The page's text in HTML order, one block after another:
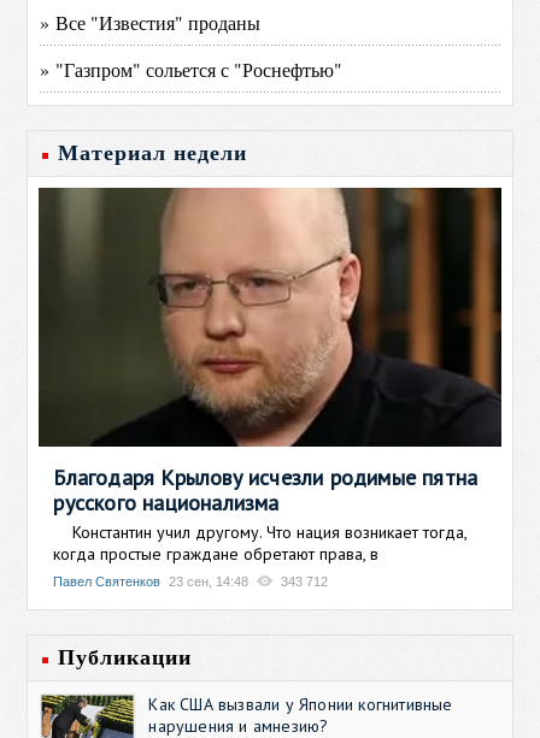
» Все "Известия" проданы
» "Газпром" сольется с "Роснефтью"
Материал недели
Благодаря Крылову исчезли родимые пятна
русского национализма
Константин учил другому. Что нация возникает тогда,
когда простые граждане обретают права, в
Павел Святенков 23 сен, 14:48 343 712
Публикации
Как США вызвали у Японии когнитивные
нарушения и амнезию?